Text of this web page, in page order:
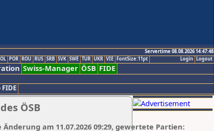
Servertime 08.08.2026 14:47:48
Logout
Login
POR ROU RUS SRB SVK SWE TUR UKR VIE FontSize:11pt
Swiss-Manager ÖSB FIDE
FIDE
ÖSB
Änderung am 11.07.2026 09:29, gewertete Partien: